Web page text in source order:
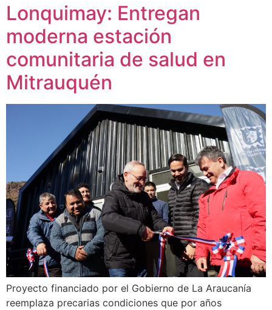
Lonquimay: Entregan
moderna estación
comunitaria de salud en
Mitrauquén
Proyecto financiado por el Gobierno de La Araucanía
reemplaza precarias condiciones que por años